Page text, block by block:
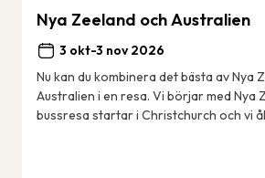
Nya Zeeland och Australien
3 okt-3 nov 2026
Nu kan du kombinera det bästa av Nya
Australien i en resa. Vi börjar med Nya
bussresa startar i Christchurch och vi